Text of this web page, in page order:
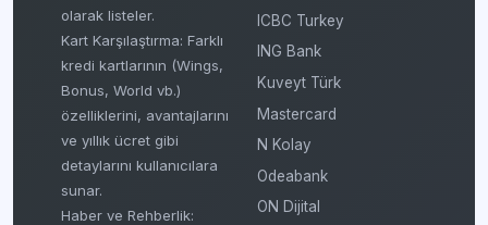
olarak listeler.
Kart Karşılaştırma: Farklı
kredi kartlarının (Wings,
Bonus, World vb.)
özelliklerini, avantajlarını
ve yıllık ücret gibi
detaylarını kullanıcılara
sunar.
Haber ve Rehberlik:
ICBC Turkey
ING Bank
Kuveyt Türk
Mastercard
N Kolay
Odeabank
ON Dijital